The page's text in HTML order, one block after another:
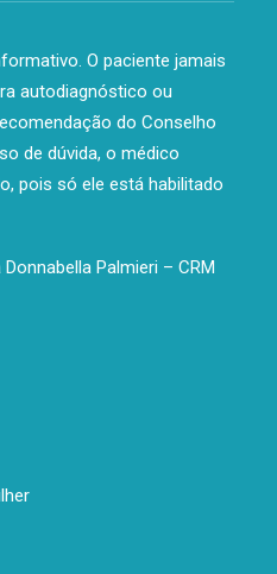
O paciente jamais
autodiagnóstico ou
do Conselho
de dúvida, o médico
pois só ele está habilitado
Palmieri – CRM